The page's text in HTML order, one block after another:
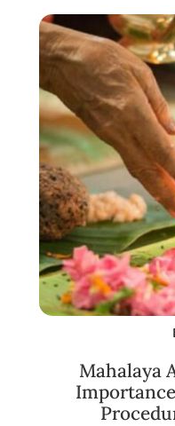
Mahalaya